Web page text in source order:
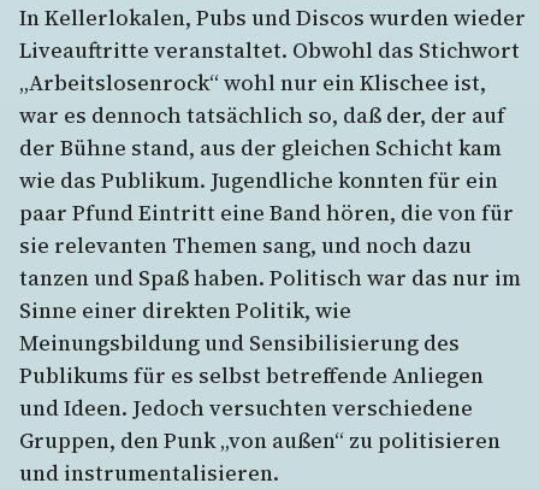
In Kellerlokalen, Pubs und Discos wurden wieder
Liveauftritte veranstaltet. Obwohl das Stichwort
„Arbeitslosenrock“ wohl nur ein Klischee ist,
war es dennoch tatsächlich so, daß der, der auf
der Bühne stand, aus der gleichen Schicht kam
wie das Publikum. Jugendliche konnten für ein
paar Pfund Eintritt eine Band hören, die von für
sie relevanten Themen sang, und noch dazu
tanzen und Spaß haben. Politisch war das nur im
Sinne einer direkten Politik, wie
Meinungsbildung und Sensibilisierung des
Publikums für es selbst betreffende Anliegen
und Ideen. Jedoch versuchten verschiedene
Gruppen, den Punk „von außen“ zu politisieren
und instrumentalisieren.